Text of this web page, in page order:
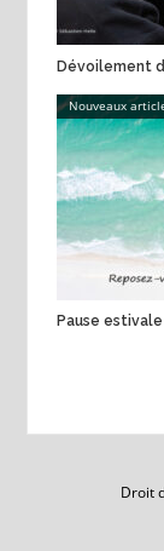
Dévoilement
Nouveaux
Pause estivale
Droit